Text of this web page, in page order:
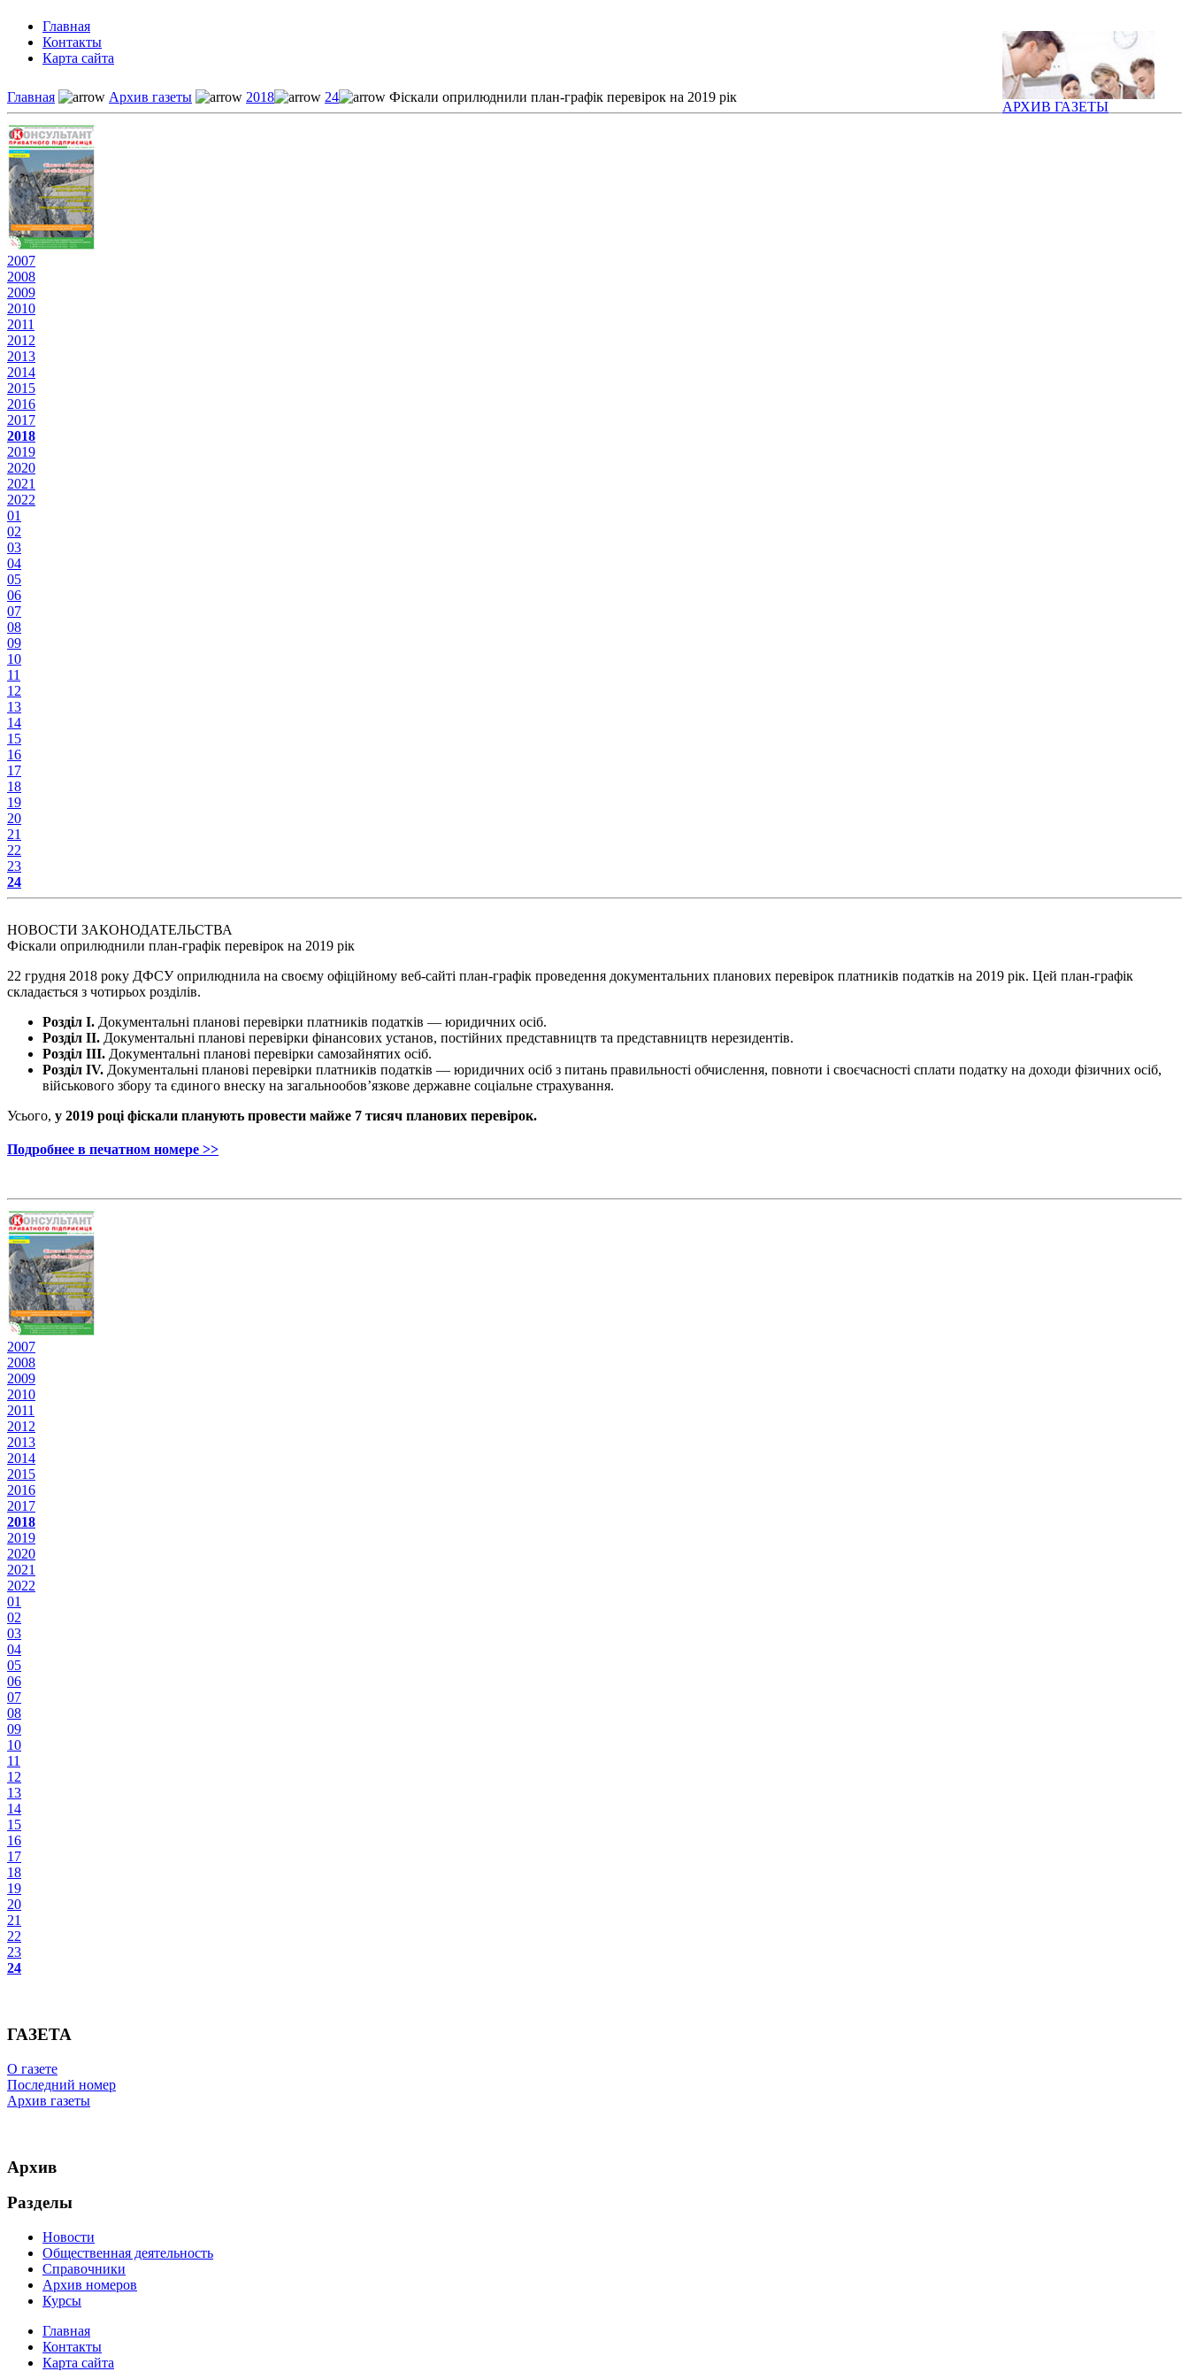
АРХИВ ГАЗЕТЫ
Главная
Контакты
Карта сайта
Главная Архив газеты 2018 24 Фіскали оприлюднили план-графік перевірок на 2019 рік
2007
2008
2009
2010
2011
2012
2013
2014
2015
2016
2017
2018
2019
2020
2021
2022
01
02
03
04
05
06
07
08
09
10
11
12
13
14
15
16
17
18
19
20
21
22
23
24
НОВОСТИ ЗАКОНОДАТЕЛЬСТВА
Фіскали оприлюднили план-графік перевірок на 2019 рік
22 грудня 2018 року ДФСУ оприлюднила на своєму офіційному веб-сайті план-графік проведення документальних планових перевірок платників податків на 2019 рік. Цей план-графік
складається з чотирьох розділів.
Розділ I. Документальні планові перевірки платників податків — юридичних осіб.
Розділ II. Документальні планові перевірки фінансових установ, постійних представництв та представництв нерезидентів.
Розділ ІІІ. Документальні планові перевірки самозайнятих осіб.
Розділ IV. Документальні планові перевірки платників податків — юридичних осіб з питань правильності обчислення, повноти і своєчасності сплати податку на доходи фізичних осіб,
військового збору та єдиного внеску на загальнообов’язкове державне соціальне страхування.
Усього, у 2019 році фіскали планують провести майже 7 тисяч планових перевірок.
Подробнее в печатном номере >>
2007
2008
2009
2010
2011
2012
2013
2014
2015
2016
2017
2018
2019
2020
2021
2022
01
02
03
04
05
06
07
08
09
10
11
12
13
14
15
16
17
18
19
20
21
22
23
24
ГАЗЕТА
О газете
Последний номер
Архив газеты
Архив
Разделы
Новости
Общественная деятельность
Справочники
Архив номеров
Курсы
Главная
Контакты
Карта сайта